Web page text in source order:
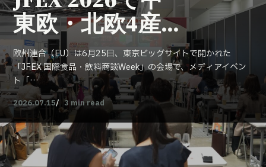
東欧・北欧4産
地をテイスティ
ング
欧州連合（EU）は6月25日、東京ビッグサイトで開かれた
「JFEX 国際食品・飲料商談Week」の会場で、メディアイベン
ト「…
2026.07.15 3 min read